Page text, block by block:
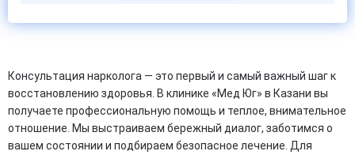
Консультация нарколога — это первый и самый важный шаг к
восстановлению здоровья. В клинике «Мед Юг» в Казани вы
получаете профессиональную помощь и теплое, внимательное
отношение. Мы выстраиваем бережный диалог, заботимся о
вашем состоянии и подбираем безопасное лечение. Для